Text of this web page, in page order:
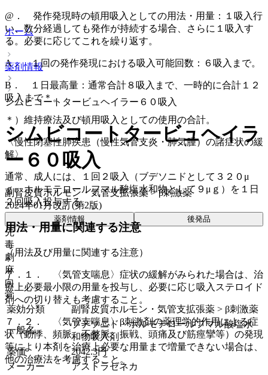
@． 発作発現時の頓用吸入としての用法・用量：１吸入行
い、数分経過しても発作が持続する場合、さらに１吸入す
る。必要に応じてこれを繰り返す。
A． １回の発作発現における吸入可能回数：６吸入まで。
B． １日最高量：通常合計８吸入まで、一時的に合計１２
吸入まで＊。
＊）維持療法及び頓用吸入としての使用の合計。
〈慢性閉塞性肺疾患（慢性気管支炎・肺気腫）の諸症状の緩
解〉
通常、成人には、１回２吸入（ブデソニドとして３２０μ
ｇ、ホルモテロールフマル酸塩水和物として９μｇ）を１日
２回吸入投与する。
用法・用量に関連する注意
（用法及び用量に関連する注意）
７．１． 〈気管支喘息〉症状の緩解がみられた場合は、治
療上必要最小限の用量を投与し、必要に応じ吸入ステロイド
剤への切り替えも考慮すること。
７．２． 〈気管支喘息〉β刺激剤の薬理学的作用による症
状（動悸、頻脈、不整脈、振戦、頭痛及び筋痙攣等）の発現
等により本剤を治療上必要な用量まで増量できない場合は、
他の治療法を考慮すること。
ホーム
薬剤情報
シムビコートタービュヘイラー６０吸入
シムビコートタービュヘイラ
ー６０吸入
副腎皮質ホルモン・気管支拡張薬 > β刺激薬
2024年01月改訂(第2版)
薬剤情報 後発品
先
毒
劇
麻
向
覚
薬効分類
副腎皮質ホルモン・気管支拡張薬 > β刺激薬
一般名
ブデソニド・ホルモテロールフマル酸塩水
和物吸入剤
薬価
2042.3円
メーカー
アストラゼネカ